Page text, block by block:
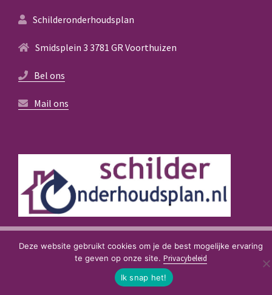
Schilderonderhoudsplan
Smidsplein 3 3781 GR Voorthuizen
Bel ons
Mail ons
© 2021SchilderOnderhoudsPlan. Created byD-Fokker
Deze website gebruikt cookies om je de best mogelijke ervaring
te geven op onze site. Privacybeleid
Ik snap het!